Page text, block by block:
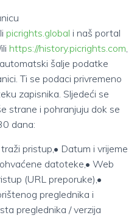
picrights.global i naš portal
https://history.picrights.com,
šalje podatke
Ti se podaci privremeno
zapisnika. Sljedeći se
strane i pohranjuju dok se
dana:
pristup,• Datum i vrijeme
datoteke,• Web
(URL preporuke),•
preglednika i
preglednika / verzija